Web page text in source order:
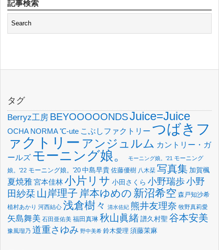
記事検索
タグ
Berryz工房 BEYOOOOONDSJuice=Juice
OCHA NORMA℃-ute こぶしファクトリー つばきフ
ァクトリー アンジュルム カントリー・ガ
ールズ モーニング娘。 モーニング娘。'21 モーニング
娘。'22 モーニング娘。'20 中島早貴 佐藤優樹 八木栞 写真集 加賀楓
夏焼雅宮本佳林小片リサ 小田さくら 小野瑞歩小野
田紗栞 山岸理子 岸本ゆめの 新沼希空 森戸知沙希
植村あかり 河西結心 浅倉樹々 清水佐紀 熊井友理奈 牧野真莉愛
矢島舞美 石田亜佑美 福田真琳 秋山眞緒譜久村聖 谷本安美
豫風瑠乃 道重さゆみ 野中美希 鈴木愛理 須藤茉麻